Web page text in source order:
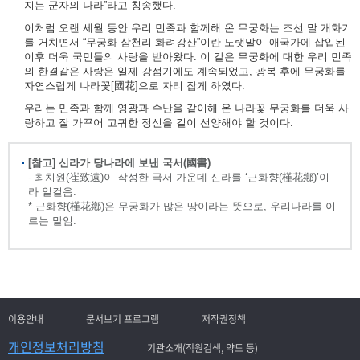
지는 군자의 나라”라고 칭송했다.
이처럼 오랜 세월 동안 우리 민족과 함께해 온 무궁화는 조선 말 개화기
를 거치면서 “무궁화 삼천리 화려강산”이란 노랫말이 애국가에 삽입된
이후 더욱 국민들의 사랑을 받아왔다. 이 같은 무궁화에 대한 우리 민족
의 한결같은 사랑은 일제 강점기에도 계속되었고, 광복 후에 무궁화를
자연스럽게 나라꽃[國花]으로 자리 잡게 하였다.
우리는 민족과 함께 영광과 수난을 같이해 온 나라꽃 무궁화를 더욱 사
랑하고 잘 가꾸어 고귀한 정신을 길이 선양해야 할 것이다.
[참고] 신라가 당나라에 보낸 국서(國書)
- 최치원(崔致遠)이 작성한 국서 가운데 신라를 ‘근화향(槿花鄕)’이
라 일컬음.
* 근화향(槿花鄕)은 무궁화가 많은 땅이라는 뜻으로, 우리나라를 이
르는 말임.
이용안내 문서보기 프로그램 저작권정책
개인정보처리방침 기관소개(직원검색, 약도 등)